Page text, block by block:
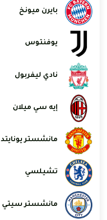
بايرن ميونخ
يوفنتوس
نادي ليفربول
إيه سي ميلان
مانشستر يونايتد
تشيلسي
مانشستر سيتي